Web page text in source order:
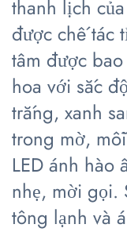
thanh lịch
được chế tác
tâm được
hoa với sắc
trắng, xanh
trong mờ,
LED ánh hào
nhẹ, mời gọi.
tông lạnh và